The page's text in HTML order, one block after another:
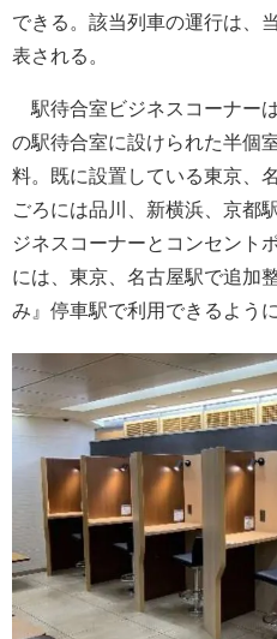
できる。該当列車の運行は、
表される。
駅待合室ビジネスコーナー
の駅待合室に設けられた半個
料。既に設置している東京、
ごろには品川、新横浜、京都
ジネスコーナーとコンセント
には、東京、名古屋駅で追加
み』停車駅で利用できるよう